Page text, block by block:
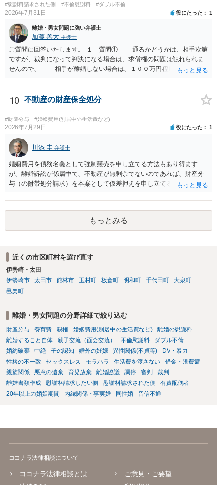
#慰謝料請求された側 #不倫慰謝料 #ダブル不倫
2026年7月31日 役にたった 1
離婚・男女問題に強い弁護士
加藤 善大 弁護士
ご質問に回答いたします。 １ 質問① 通るかどうかは、相手次第
ですが、裁判になって判決になる場合は、求償権の問題は触れられま
せんので、 相手が離婚しない場合は、１００万円程度となる可能
するデメリットはありますから（経済的、時間的、精神的負担等）、
反対にご自身が、裁判も辞さずという姿勢を示すことで、プラス
に働く可能性は有り得ます。 交渉で解決する多くの場合は、相手
が弁護士に依頼しているケースで、５０万円以下で合意できる場合は
稀であると思います。 通常は、６０万円から８０万円程度になる
ことが多いというのが私の印象です。 ２ 質問② ご記載の内容が
減額を進めるうえでの交渉材料かと思います。 なお、ご自身が離
婚しないことは、交渉材料にはならないかと思いますので、ご注意く
ださい。 また、相手夫婦の婚姻関係が既に破綻していたことや、
相手女性が結婚しているとは知らなかったと主張することもあります
が、 ケースバイケースですので、ご自身の場合にそれらの主張が
が、 ２００万円でも、５０万円でも、公序良俗に反するほど高額
と思います。 そのうえで、合意できるかは、相手も納得できるか
否かにかかってはきますが。 ４ 質問④ ご記載の内容からは判断
できないのですが、 清算条項を記載しないで合意することはリス
クがありますので、むしろ、原則としては、清算条項を記載するべき
であるとお考えいただくといいです。 ご質問に対する回答は以上で
直接相談されて、 今後の対応についてアドバイス等を求めることを
お勧めいたします。 ご参考にしていただければ幸いです。
10 不動産の財産保全処分
#財産分与 #婚姻費用(別居中の生活費など)
2026年7月29日 役にたった 1
川添 圭 弁護士
婚姻費用を債務名義として強制競売を申し立てる方法もあり得ます
が、離婚訴訟が係属中で、不動産が無剰余でないのであれば、財産分
与（の附帯処分請求）を本案として仮差押えを申し立てる（法的には
えられます。弁護士へ依頼しているのであれば、担当弁護士とよく相
談してください。
もっとみる
近くの市区町村を選び直す
伊勢崎・太田
伊勢崎市
太田市 館林市 玉村町 板倉町 明和町 千代田町
大泉町
邑楽町
離婚・男女問題の分野詳細で絞り込む
財産分与 養育費 親権 婚姻費用(別居中の生活費など)
離婚の慰謝料
離婚すること自体
親子交流（面会交流） 不倫慰謝料
ダブル不倫
婚約破棄
中絶 子の認知 婚外の妊娠 異性関係(不貞等)
DV・暴力
性格の不一致
セックスレス モラハラ 生活費を渡さない
借金・浪費癖
親族関係
悪意の遺棄 育児放棄 離婚協議 調停 審判
裁判
離婚書類作成
慰謝料請求したい側 慰謝料請求された側
有責配偶者
20年以上の婚姻期間
内縁関係・事実婚 同性婚 音信不通
ココナラ法律相談について
ココナラ法律相談とは
ご意見・ご要望